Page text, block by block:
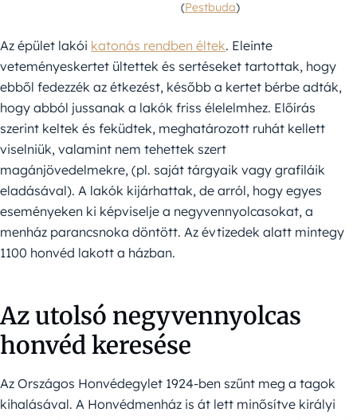
(Pestbuda)
Az épület lakói katonás rendben éltek. Eleinte
veteményeskertet ültettek és sertéseket tartottak, hogy
ebből fedezzék az étkezést, később a kertet bérbe adták,
hogy abból jussanak a lakók friss élelelmhez. Előírás
szerint keltek és feküdtek, meghatározott ruhát kellett
viselniük, valamint nem tehettek szert
magánjövedelmekre, (pl. saját tárgyaik vagy grafiláik
eladásával). A lakók kijárhattak, de arról, hogy egyes
eseményeken ki képviselje a negyvennyolcasokat, a
menház parancsnoka döntött. Az évtizedek alatt mintegy
1100 honvéd lakott a házban.
Az utolsó negyvennyolcas
honvéd keresése
Az Országos Honvédegylet 1924-ben szűnt meg a tagok
kihalásával. A Honvédmenház is át lett minősítve királyi